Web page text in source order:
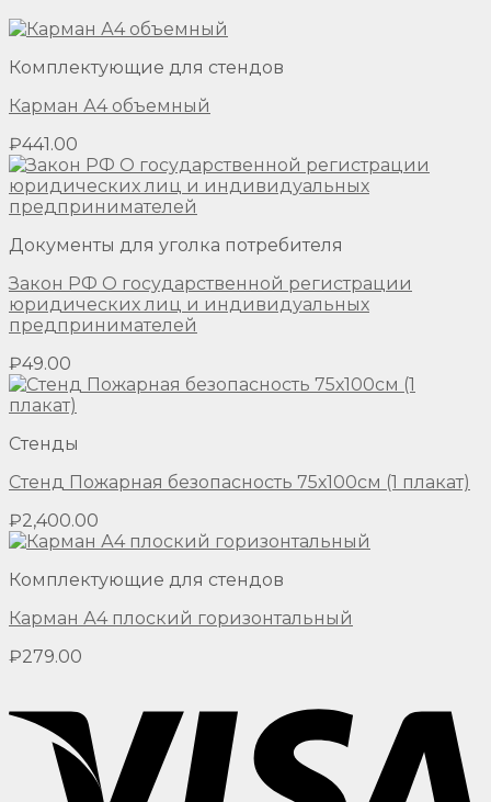
Комплектующие для стендов
Карман А4 объемный
₽441.00
Документы для уголка потребителя
Закон РФ О государственной регистрации
юридических лиц и индивидуальных
предпринимателей
₽49.00
Стенды
Стенд Пожарная безопасность 75х100см (1 плакат)
₽2,400.00
Комплектующие для стендов
Карман А4 плоский горизонтальный
₽279.00